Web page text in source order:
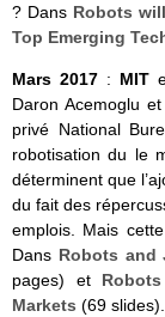
? Dans Robots
Top Emerging
Mars 2017 : MIT
Daron Acemoglu
privé National
robotisation du le
déterminent que
du fait des
emplois. Mais
Dans Robots and
pages) et
Markets (69 slides).